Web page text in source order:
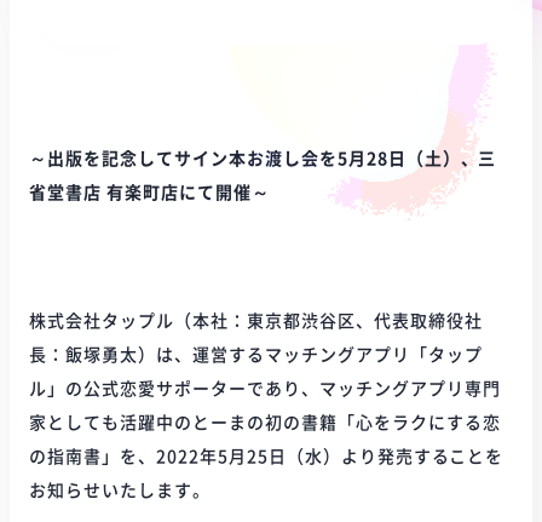
～出版を記念してサイン本お渡し会を5月28日（土）、三
省堂書店 有楽町店にて開催～
株式会社タップル（本社：東京都渋谷区、代表取締役社
長：飯塚勇太）は、運営するマッチングアプリ「タップ
ル」の公式恋愛サポーターであり、マッチングアプリ専門
家としても活躍中のとーまの初の書籍「心をラクにする恋
の指南書」を、2022年5月25日（水）より発売することを
お知らせいたします。